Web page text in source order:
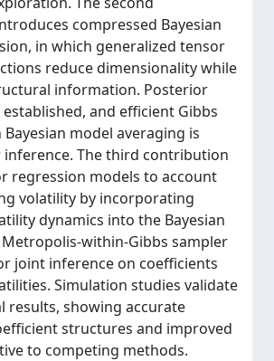
compressed Bayesian
in which generalized tensor
reduce dimensionality while
information. Posterior
and efficient Gibbs
model averaging is
The third contribution
regression models to account
volatility by incorporating
dynamics into the Bayesian
within-Gibbs sampler
joint inference on coefficients
Simulation studies validate
results, showing accurate
structures and improved
to competing methods.